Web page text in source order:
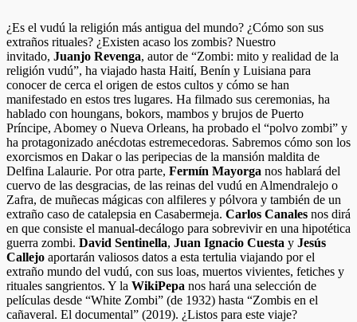
¿Es el vudú la religión más antigua del mundo? ¿Cómo son sus
extraños rituales? ¿Existen acaso los zombis? Nuestro
invitado, Juanjo Revenga, autor de “Zombi: mito y realidad de la
religión vudú”, ha viajado hasta Haití, Benín y Luisiana para
conocer de cerca el origen de estos cultos y cómo se han
manifestado en estos tres lugares. Ha filmado sus ceremonias, ha
hablado con houngans, bokors, mambos y brujos de Puerto
Príncipe, Abomey o Nueva Orleans, ha probado el “polvo zombi” y
ha protagonizado anécdotas estremecedoras. Sabremos cómo son los
exorcismos en Dakar o las peripecias de la mansión maldita de
Delfina Lalaurie. Por otra parte, Fermín Mayorga nos hablará del
cuervo de las desgracias, de las reinas del vudú en Almendralejo o
Zafra, de muñecas mágicas con alfileres y pólvora y también de un
extraño caso de catalepsia en Casabermeja. Carlos Canales nos dirá
en que consiste el manual-decálogo para sobrevivir en una hipotética
guerra zombi. David Sentinella, Juan Ignacio Cuesta y Jesús
Callejo aportarán valiosos datos a esta tertulia viajando por el
extraño mundo del vudú, con sus loas, muertos vivientes, fetiches y
rituales sangrientos. Y la WikiPepa nos hará una selección de
películas desde “White Zombi” (de 1932) hasta “Zombis en el
cañaveral. El documental” (2019). ¿Listos para este viaje?